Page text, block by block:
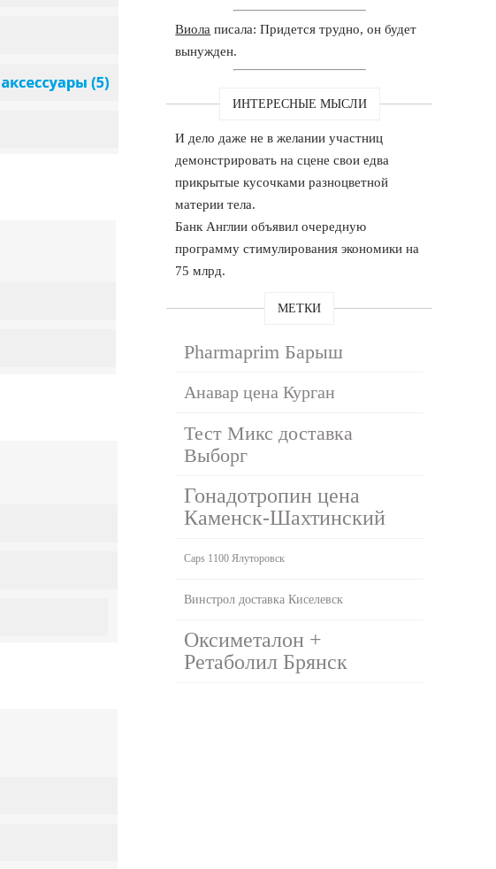
Виола писала: Придется трудно, он будет
вынужден.
ИНТЕРЕСНЫЕ МЫСЛИ
И дело даже не в желании участниц
демонстрировать на сцене свои едва
прикрытые кусочками разноцветной
материи тела.
Банк Англии объявил очередную
программу стимулирования экономики на
75 млрд.
МЕТКИ
Pharmaprim Барыш
Анавар цена Курган
Тест Микс доставка
Выборг
Гонадотропин цена
Каменск-Шахтинский
Caps 1100 Ялуторовск
Винстрол доставка Киселевск
Оксиметалон +
Ретаболил Брянск